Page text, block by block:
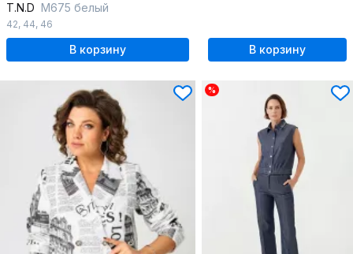
T.N.D М675 белый
42, 44, 46
В корзину В корзину
%